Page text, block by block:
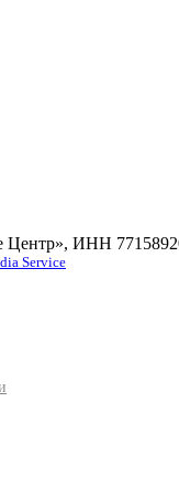
Центр», ИНН
Service